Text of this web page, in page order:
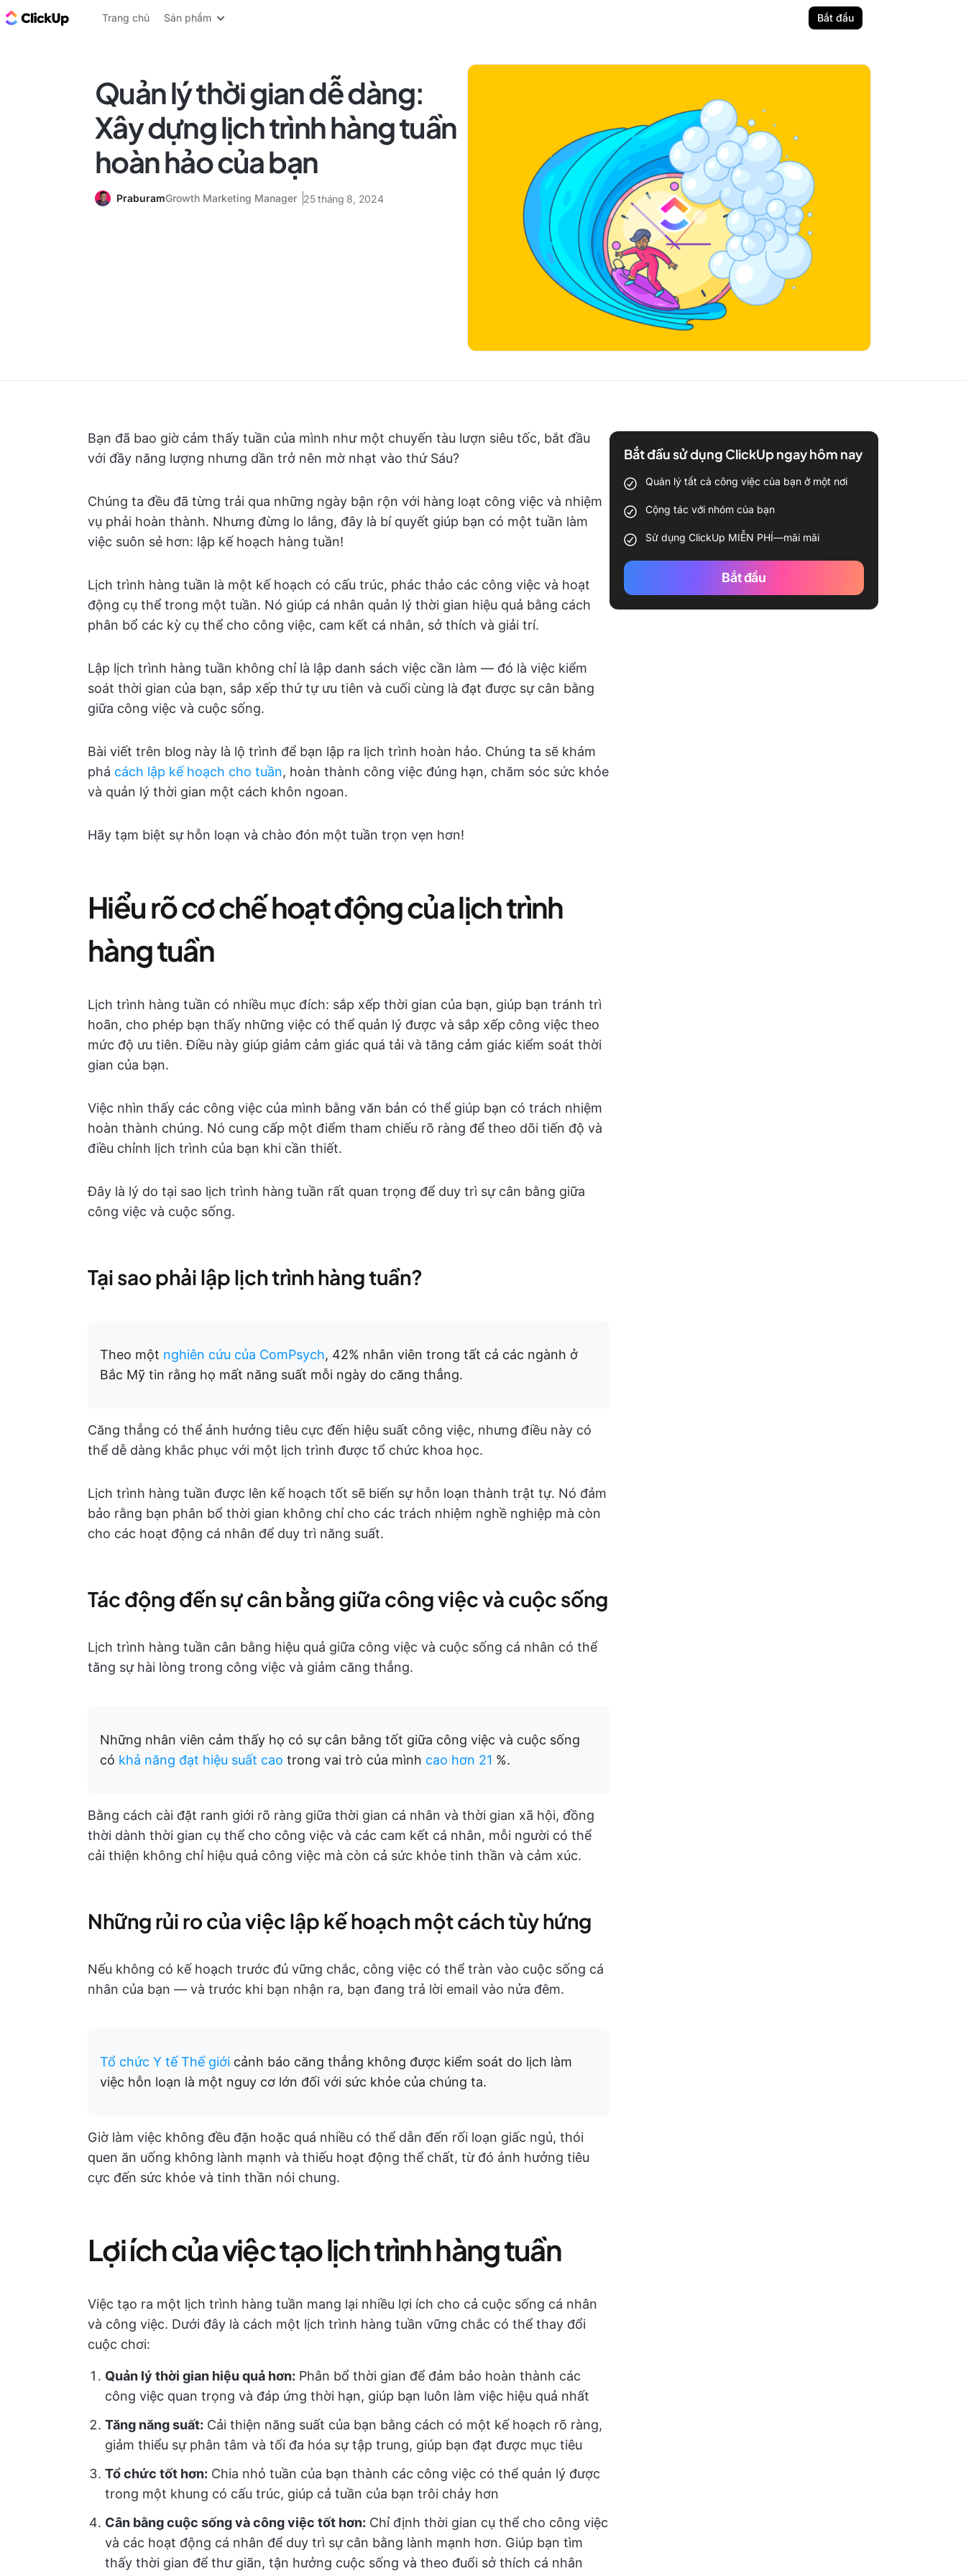
ClickUp Blog
Trang chủ Sản phẩm Bắt đầu
Quản lý thời gian dễ dàng:
Xây dựng lịch trình hàng tuần
hoàn hảo của bạn
PraburamGrowth Marketing Manager 25 tháng 8, 2024
Bạn đã bao giờ cảm thấy tuần của mình như một chuyến tàu lượn siêu tốc, bắt đầu
với đầy năng lượng nhưng dần trở nên mờ nhạt vào thứ Sáu?
Chúng ta đều đã từng trải qua những ngày bận rộn với hàng loạt công việc và nhiệm
vụ phải hoàn thành. Nhưng đừng lo lắng, đây là bí quyết giúp bạn có một tuần làm
việc suôn sẻ hơn: lập kế hoạch hàng tuần!
Lịch trình hàng tuần là một kế hoạch có cấu trúc, phác thảo các công việc và hoạt
động cụ thể trong một tuần. Nó giúp cá nhân quản lý thời gian hiệu quả bằng cách
phân bổ các kỳ cụ thể cho công việc, cam kết cá nhân, sở thích và giải trí.
Lập lịch trình hàng tuần không chỉ là lập danh sách việc cần làm — đó là việc kiểm
soát thời gian của bạn, sắp xếp thứ tự ưu tiên và cuối cùng là đạt được sự cân bằng
giữa công việc và cuộc sống.
Bài viết trên blog này là lộ trình để bạn lập ra lịch trình hoàn hảo. Chúng ta sẽ khám
phá cách lập kế hoạch cho tuần, hoàn thành công việc đúng hạn, chăm sóc sức khỏe
và quản lý thời gian một cách khôn ngoan.
Hãy tạm biệt sự hỗn loạn và chào đón một tuần trọn vẹn hơn!
Hiểu rõ cơ chế hoạt động của lịch trình
hàng tuần
Lịch trình hàng tuần có nhiều mục đích: sắp xếp thời gian của bạn, giúp bạn tránh trì
hoãn, cho phép bạn thấy những việc có thể quản lý được và sắp xếp công việc theo
mức độ ưu tiên. Điều này giúp giảm cảm giác quá tải và tăng cảm giác kiểm soát thời
gian của bạn.
Việc nhìn thấy các công việc của mình bằng văn bản có thể giúp bạn có trách nhiệm
hoàn thành chúng. Nó cung cấp một điểm tham chiếu rõ ràng để theo dõi tiến độ và
điều chỉnh lịch trình của bạn khi cần thiết.
Đây là lý do tại sao lịch trình hàng tuần rất quan trọng để duy trì sự cân bằng giữa
công việc và cuộc sống.
Tại sao phải lập lịch trình hàng tuần?
Theo một nghiên cứu của ComPsych, 42% nhân viên trong tất cả các ngành ở
Bắc Mỹ tin rằng họ mất năng suất mỗi ngày do căng thẳng.
Căng thẳng có thể ảnh hưởng tiêu cực đến hiệu suất công việc, nhưng điều này có
thể dễ dàng khắc phục với một lịch trình được tổ chức khoa học.
Lịch trình hàng tuần được lên kế hoạch tốt sẽ biến sự hỗn loạn thành trật tự. Nó đảm
bảo rằng bạn phân bổ thời gian không chỉ cho các trách nhiệm nghề nghiệp mà còn
cho các hoạt động cá nhân để duy trì năng suất.
Tác động đến sự cân bằng giữa công việc và cuộc sống
Lịch trình hàng tuần cân bằng hiệu quả giữa công việc và cuộc sống cá nhân có thể
tăng sự hài lòng trong công việc và giảm căng thẳng.
Những nhân viên cảm thấy họ có sự cân bằng tốt giữa công việc và cuộc sống
có khả năng đạt hiệu suất cao trong vai trò của mình cao hơn 21 %.
Bằng cách cài đặt ranh giới rõ ràng giữa thời gian cá nhân và thời gian xã hội, đồng
thời dành thời gian cụ thể cho công việc và các cam kết cá nhân, mỗi người có thể
cải thiện không chỉ hiệu quả công việc mà còn cả sức khỏe tinh thần và cảm xúc.
Những rủi ro của việc lập kế hoạch một cách tùy hứng
Nếu không có kế hoạch trước đủ vững chắc, công việc có thể tràn vào cuộc sống cá
nhân của bạn — và trước khi bạn nhận ra, bạn đang trả lời email vào nửa đêm.
Tổ chức Y tế Thế giới cảnh báo căng thẳng không được kiểm soát do lịch làm
việc hỗn loạn là một nguy cơ lớn đối với sức khỏe của chúng ta.
Giờ làm việc không đều đặn hoặc quá nhiều có thể dẫn đến rối loạn giấc ngủ, thói
quen ăn uống không lành mạnh và thiếu hoạt động thể chất, từ đó ảnh hưởng tiêu
cực đến sức khỏe và tinh thần nói chung.
Lợi ích của việc tạo lịch trình hàng tuần
Việc tạo ra một lịch trình hàng tuần mang lại nhiều lợi ích cho cả cuộc sống cá nhân
và công việc. Dưới đây là cách một lịch trình hàng tuần vững chắc có thể thay đổi
cuộc chơi:
Quản lý thời gian hiệu quả hơn: Phân bổ thời gian để đảm bảo hoàn thành các
công việc quan trọng và đáp ứng thời hạn, giúp bạn luôn làm việc hiệu quả nhất
Tăng năng suất: Cải thiện năng suất của bạn bằng cách có một kế hoạch rõ ràng,
giảm thiểu sự phân tâm và tối đa hóa sự tập trung, giúp bạn đạt được mục tiêu
Tổ chức tốt hơn: Chia nhỏ tuần của bạn thành các công việc có thể quản lý được
trong một khung có cấu trúc, giúp cả tuần của bạn trôi chảy hơn
Cân bằng cuộc sống và công việc tốt hơn: Chỉ định thời gian cụ thể cho công việc
và các hoạt động cá nhân để duy trì sự cân bằng lành mạnh hơn. Giúp bạn tìm
thấy thời gian để thư giãn, tận hưởng cuộc sống và theo đuổi sở thích cá nhân
Bắt đầu sử dụng ClickUp ngay hôm nay
Quản lý tất cả công việc của bạn ở một nơi
Cộng tác với nhóm của bạn
Sử dụng ClickUp MIỄN PHÍ—mãi mãi
Bắt đầu